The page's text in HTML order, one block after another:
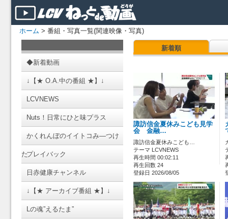
ホーム > 番組・写真一覧(関連映像・写真)
◆新着動画
↓【★ O.A.中の番組 ★】↓
LCVNEWS
Nuts！日常にひと味プラス
かくれんぼのイイトコみ―つけ
たプレイバック
日赤健康チャンネル
↓【★ アーカイブ番組 ★】↓
Lの魂”えるたま”
新着順
諏訪信金夏休みこども見学
会 金融…
諏訪信金夏休みこども…
テーマ LCVNEWS
再生時間 00:02:11
再生回数 24
登録日 2026/08/05